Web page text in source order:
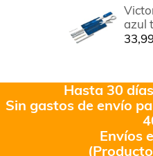
azul
Hasta 30
Sin gastos de envío
Envíos